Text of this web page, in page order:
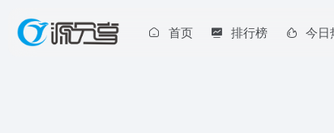
首页 排行榜 今日